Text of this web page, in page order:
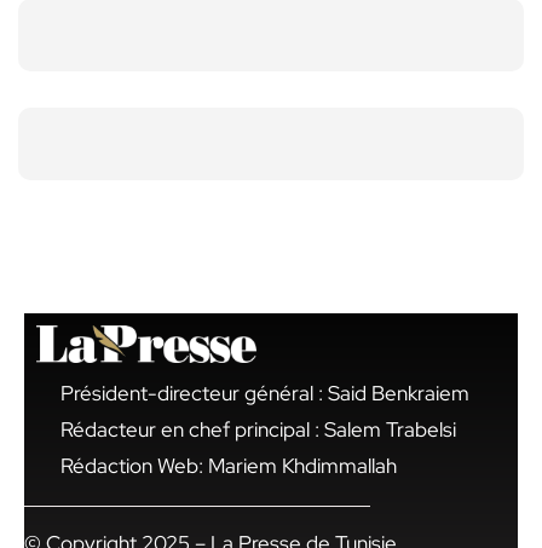
Président-directeur général : Said Benkraiem
Rédacteur en chef principal : Salem Trabelsi
Rédaction Web: Mariem Khdimmallah